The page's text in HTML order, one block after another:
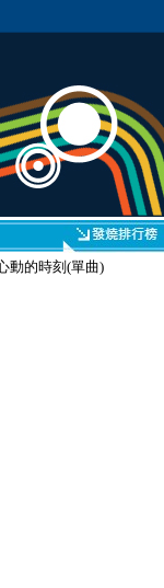
動的時刻(單曲)